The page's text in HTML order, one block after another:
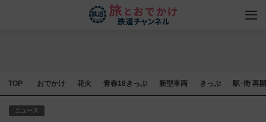
TOP おでかけ 花火 青春18きっぷ 新型車両 きっぷ 駅･街 再
ニュース